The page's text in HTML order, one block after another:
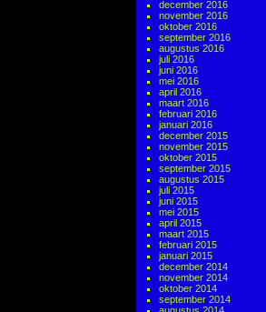
december 2016
november 2016
oktober 2016
september 2016
augustus 2016
juli 2016
juni 2016
mei 2016
april 2016
maart 2016
februari 2016
januari 2016
december 2015
november 2015
oktober 2015
september 2015
augustus 2015
juli 2015
juni 2015
mei 2015
april 2015
maart 2015
februari 2015
januari 2015
december 2014
november 2014
oktober 2014
september 2014